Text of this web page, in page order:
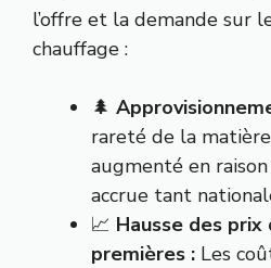
l’offre et la demande sur
chauffage :
🌲
rareté de la
augmenté en
accrue tant
📈 Hausse des
premières : Les